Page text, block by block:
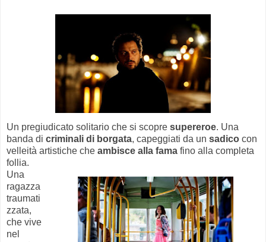
Un pregiudicato solitario che si scopre supereroe. Una
banda di criminali di borgata, capeggiati da un sadico con
velleità artistiche che ambisce alla fama fino alla completa
follia.
Una
ragazza
traumati
zzata,
che vive
nel